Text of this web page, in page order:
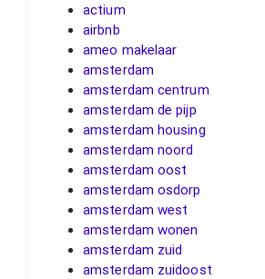
actium
airbnb
ameo makelaar
amsterdam
amsterdam centrum
amsterdam de pijp
amsterdam housing
amsterdam noord
amsterdam oost
amsterdam osdorp
amsterdam west
amsterdam wonen
amsterdam zuid
amsterdam zuidoost